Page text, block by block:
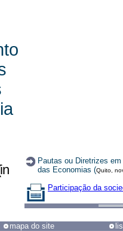
in
Pautas ou Diretrizes
das Economias (Quito,
Participação da
mapa do site